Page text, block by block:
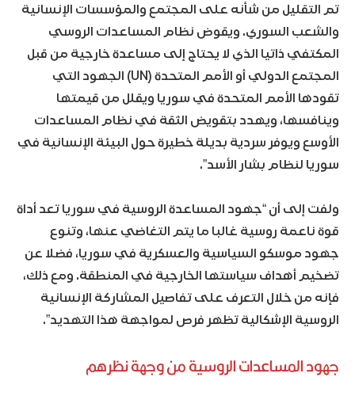
تم التقليل من شأنه على المجتمع والمؤسسات الإنسانية
والشعب السوري. ويقوض نظام المساعدات الروسي
المكتفي ذاتيا الذي لا يحتاج إلى مساعدة خارجية من قبل
المجتمع الدولي أو الأمم المتحدة (UN) الجهود التي
تقودها الأمم المتحدة في سوريا ويقلل من قيمتها
وينافسها، ويهدد بتقويض الثقة في نظام المساعدات
الأوسع ويوفر سردية بديلة خطيرة حول البيئة الإنسانية في
سوريا لنظام بشار الأسد”.
ولفت إلى أن “جهود المساعدة الروسية في سوريا تعد أداة
قوة ناعمة روسية غالبا ما يتم التغاضي عنها، وتنوع
جهود موسكو السياسية والعسكرية في سوريا، فضلا عن
تضخيم أهداف سياستها الخارجية في المنطقة. ومع ذلك،
فإنه من خلال التعرف على تفاصيل المشاركة الإنسانية
الروسية الإشكالية تظهر فرص لمواجهة هذا التهديد”.
جهود المساعدات الروسية من وجهة نظرهم